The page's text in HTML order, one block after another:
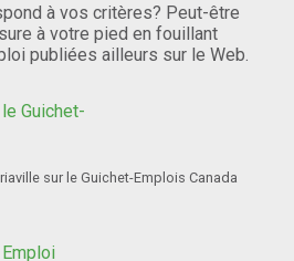
à vos critères? Peut-être
à votre pied en fouillant
publiées ailleurs sur le Web.
sur le Guichet-Emplois Canada